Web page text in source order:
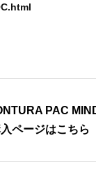
PAC
ページはこちら